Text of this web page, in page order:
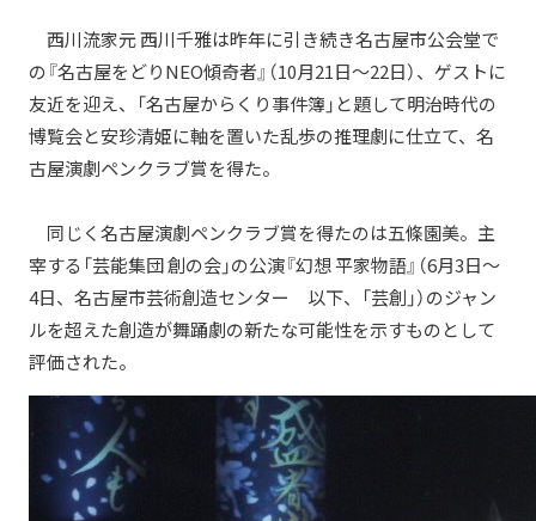
西川流家元 西川千雅は昨年に引き続き名古屋市公会堂で
の『名古屋をどりNEO傾奇者』（10月21日～22日）、ゲストに
友近を迎え、「名古屋からくり事件簿」と題して明治時代の
博覧会と安珍清姫に軸を置いた乱歩の推理劇に仕立て、名
古屋演劇ペンクラブ賞を得た。
同じく名古屋演劇ペンクラブ賞を得たのは五條園美。主
宰する「芸能集団 創の会」の公演『幻想 平家物語』（6月3日～
4日、名古屋市芸術創造センター 以下、「芸創」）のジャン
ルを超えた創造が舞踊劇の新たな可能性を示すものとして
評価された。